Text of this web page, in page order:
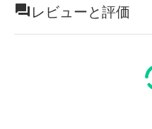
レビューと評価